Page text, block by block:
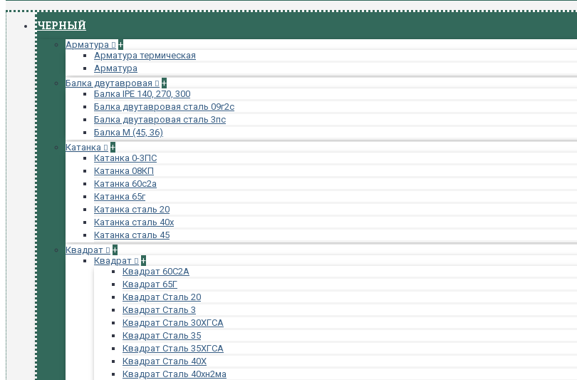
ЧЕРНЫЙ
Арматура
+
Арматура термическая
Арматура
Балка двутавровая
+
Балка IPE 140, 270, 300
Балка двутавровая сталь 09г2с
Балка двутавровая сталь 3пс
Балка М (45, 36)
Катанка
+
Катанка 0-3ПС
Катанка 08КП
Катанка 60с2а
Катанка 65г
Катанка сталь 20
Катанка сталь 40х
Катанка сталь 45
Квадрат
+
Квадрат
+
Квадрат 60С2А
Квадрат 65Г
Квадрат Сталь 20
Квадрат Сталь 3
Квадрат Сталь 30ХГСА
Квадрат Сталь 35
Квадрат Сталь 35ХГСА
Квадрат Сталь 40Х
Квадрат Сталь 40хн2ма